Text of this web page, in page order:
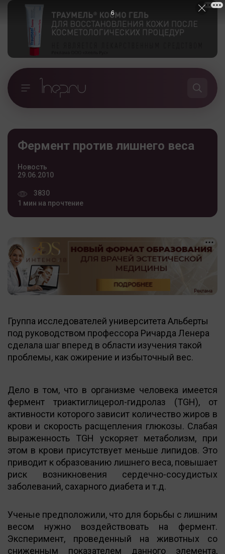
Фермент против лишнего веса
Новость
29.06.2010
3830
1 мин на прочтение
Группа исследователей университета Альберты
под руководством профессора Ричарда Ленера
сделала шаг вперед в области изучения такой
проблемы, как ожирение и избыточный вес.
Дело в том, что в организме человека имеется
фермент триактиглицерол-гидролаз (TGH), от
активности которого зависит количество жиров в
крови и скорость расщепления глюкозы. Слабая
выраженность TGH ускоряет метаболизм, при
этом в крови присутствует меньше липидов. Это
приводит к образованию лишнего веса, повышает
риск возникновения сердечно-сосудистых
заболеваний, сахарного диабета и т.д.
Ученые предположили, что для борьбы с лишним
весом нужно воздействовать на фермент.
Эксперимент, проведенный на животных со
сниженным показателем данного элемента,
5